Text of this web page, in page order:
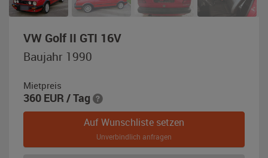
VW Golf II GTI 16V,
Baujahr 1990
Mietpreis
360 EUR / Tag
Auf Wunschliste setzen
Unverbindlich anfragen